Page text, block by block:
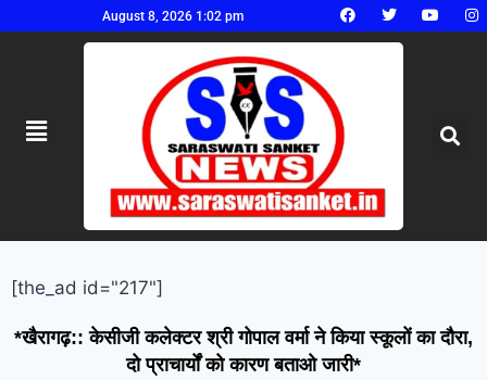
August 8, 2026 1:02 pm
[the_ad id="217"]
*खैरागढ़:: केसीजी कलेक्टर श्री गोपाल वर्मा ने किया स्कूलों का दौरा,
दो प्राचार्यों को कारण बताओ जारी*